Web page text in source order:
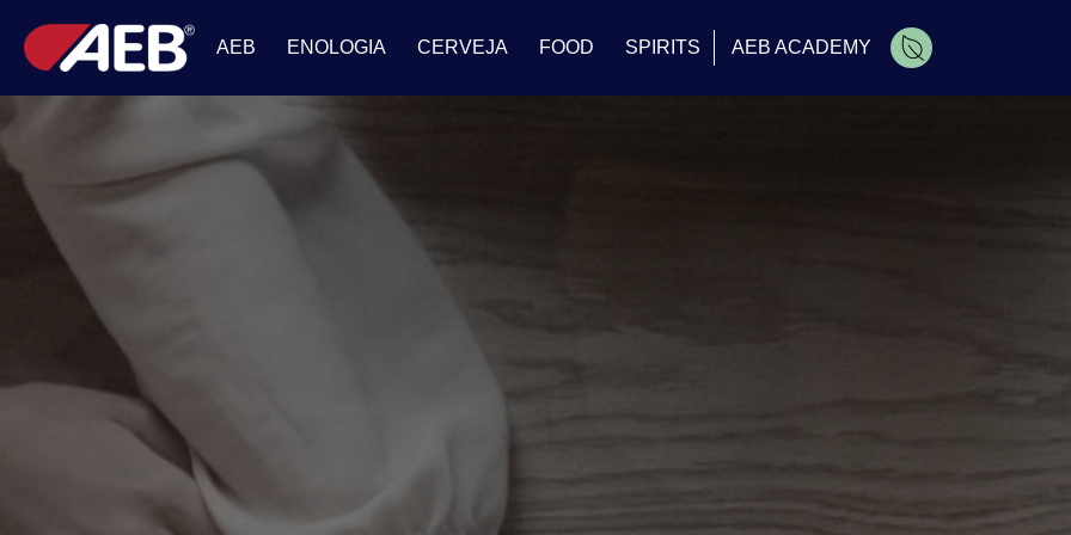
AEB ENOLOGIA CERVEJA FOOD SPIRITS AEB ACADEMY